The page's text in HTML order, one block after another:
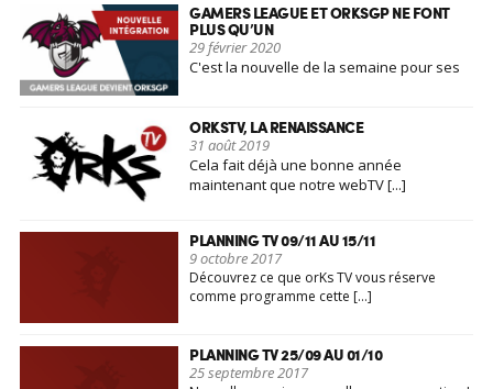
GAMERS LEAGUE ET ORKSGP NE FONT
PLUS QU’UN
29 février 2020
C'est la nouvelle de la semaine pour ses
ORKSTV, LA RENAISSANCE
31 août 2019
Cela fait déjà une bonne année
maintenant que notre webTV [...]
PLANNING TV 09/11 AU 15/11
9 octobre 2017
Découvrez ce que orKs TV vous réserve
comme programme cette […]
PLANNING TV 25/09 AU 01/10
25 septembre 2017